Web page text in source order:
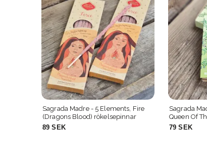
Sagrada Madre - 5 Elements, Fire
(Dragons Blood) rökelsepinnar
89 SEK
Sagrada
Queen Of
pärlor)
79 SEK